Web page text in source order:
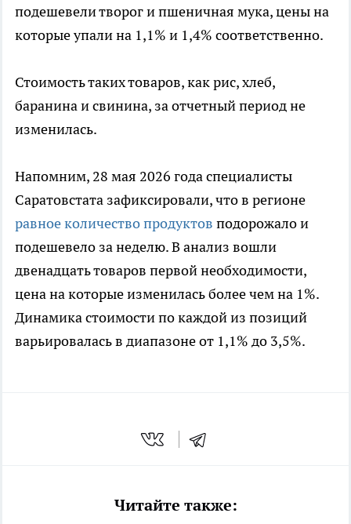
подешевели творог и пшеничная мука, цены на
которые упали на 1,1% и 1,4% соответственно.
Стоимость таких товаров, как рис, хлеб,
баранина и свинина, за отчетный период не
изменилась.
Напомним, 28 мая 2026 года специалисты
Саратовстата зафиксировали, что в регионе
равное количество продуктов подорожало и
подешевело за неделю. В анализ вошли
двенадцать товаров первой необходимости,
цена на которые изменилась более чем на 1%.
Динамика стоимости по каждой из позиций
варьировалась в диапазоне от 1,1% до 3,5%.
Читайте также: